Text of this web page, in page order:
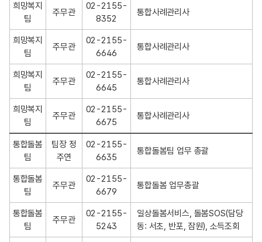
희망복지
팀
주무관
02-2155-
8352
통합사례관리사
희망복지
팀
주무관
02-2155-
6646
통합사례관리사
희망복지
팀
주무관
02-2155-
6645
통합사례관리사
희망복지
팀
주무관
02-2155-
6675
통합사례관리사
통합돌봄
팀
팀장 정
주연
02-2155-
6635
통합돌봄팀 업무 총괄
통합돌봄
팀
주무관
02-2155-
6679
통합돌봄 업무총괄
통합돌봄
팀
주무관
02-2155-
5243
일상돌봄서비스, 돌봄SOS(담당
동: 서초, 반포, 잠원), 소득조회